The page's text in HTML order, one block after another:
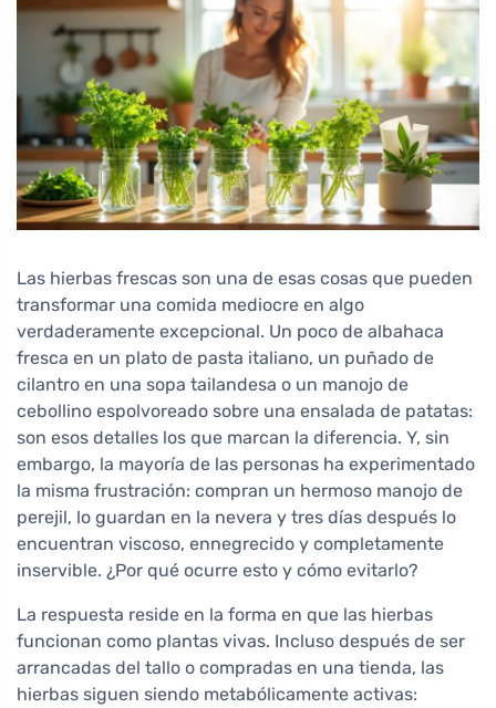
Las hierbas frescas son una de esas cosas que pueden
transformar una comida mediocre en algo
verdaderamente excepcional. Un poco de albahaca
fresca en un plato de pasta italiano, un puñado de
cilantro en una sopa tailandesa o un manojo de
cebollino espolvoreado sobre una ensalada de patatas:
son esos detalles los que marcan la diferencia. Y, sin
embargo, la mayoría de las personas ha experimentado
la misma frustración: compran un hermoso manojo de
perejil, lo guardan en la nevera y tres días después lo
encuentran viscoso, ennegrecido y completamente
inservible. ¿Por qué ocurre esto y cómo evitarlo?
La respuesta reside en la forma en que las hierbas
funcionan como plantas vivas. Incluso después de ser
arrancadas del tallo o compradas en una tienda, las
hierbas siguen siendo metabólicamente activas: